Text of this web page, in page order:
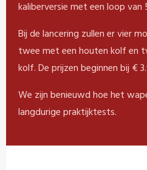
kaliberversie met een loop
Bij de lancering zullen er vier
twee met een houten kolf en
kolf. De prijzen beginnen bij €
We zijn benieuwd hoe het
langdurige praktijktests.